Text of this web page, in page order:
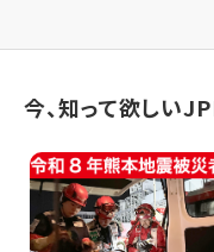
今、知って欲しい